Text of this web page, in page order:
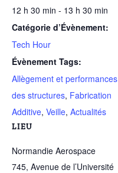
12 h 30 min - 13 h 30 min
Catégorie d’Évènement:
Tech Hour
Évènement Tags:
Allègement et performances
des structures, Fabrication
Additive, Veille, Actualités
LIEU
Normandie Aerospace
745, Avenue de l’Université